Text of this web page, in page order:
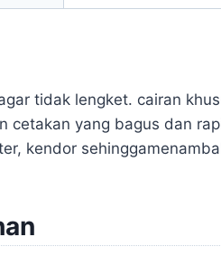
tidak lengket. cairan
cetakan yang bagus dan
kendor